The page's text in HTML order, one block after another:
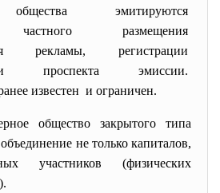
общества эмитируются
размещения
рекламы, регистрации
проспекта эмиссии.
известен и ограничен.
общество закрытого типа
не только капиталов,
участников (физических